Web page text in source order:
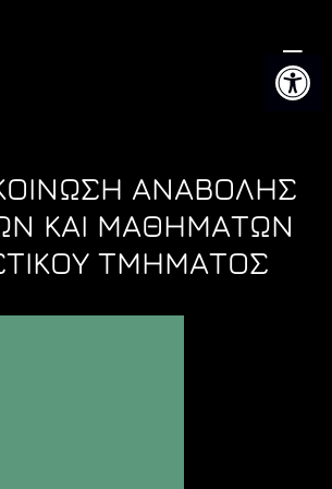
ΑΝΑΒΟΛΗΣ
ΚΑΙ ΜΑΘΗΜΑΤΩΝ
ΤΜΗΜΑΤΟΣ